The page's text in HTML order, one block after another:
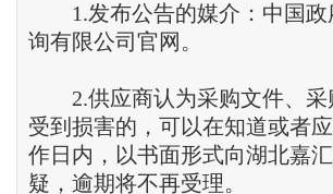
1.发布公告的媒介：中国政
询有限公司官网。
2.供应商认为采购文件、采
受到损害的，可以在知道或者
作日内，以书面形式向湖北嘉
疑，逾期将不再受理。